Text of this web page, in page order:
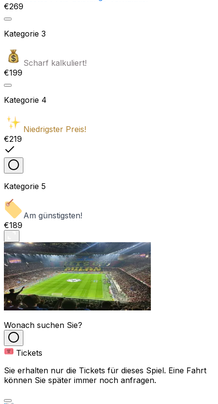
€269
Kategorie 3
Scharf kalkuliert!
€199
Kategorie 4
Niedrigster Preis!
€219
Kategorie 5
Am günstigsten!
€189
Wonach suchen Sie?
Tickets
Sie erhalten nur die Tickets für dieses Spiel. Eine Fahrt
können Sie später immer noch anfragen.